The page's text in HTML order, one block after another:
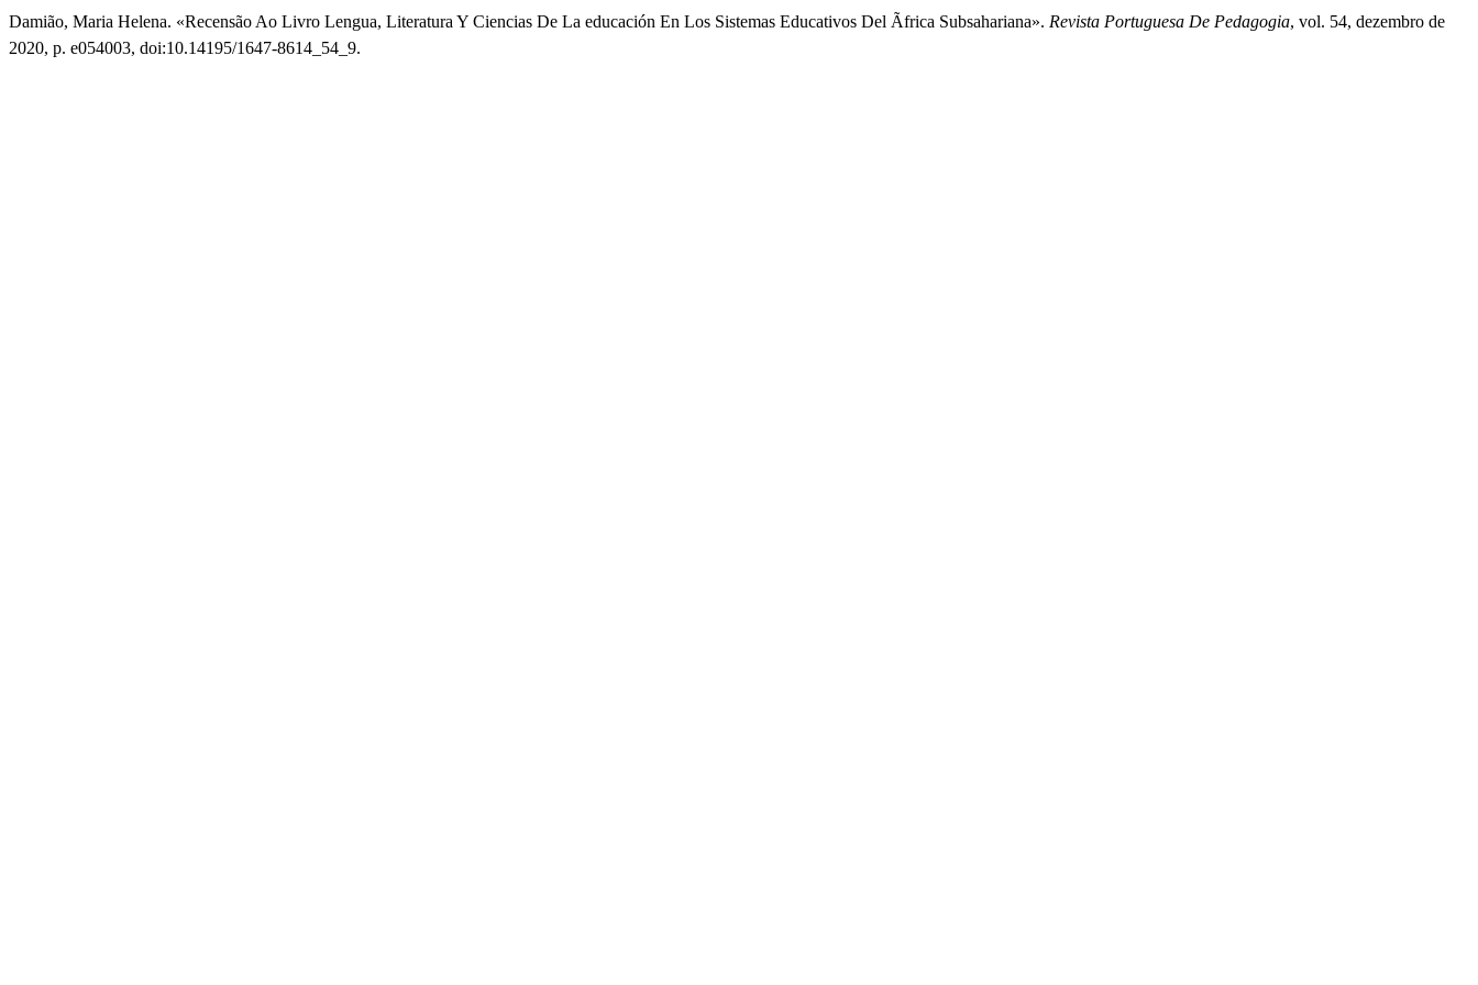
Damião, Maria Helena. «Recensão Ao Livro Lengua, Literatura Y Ciencias De La educación En Los Sistemas Educativos Del Ãfrica Subsahariana». Revista Portuguesa De Pedagogia, vol. 54, dezembro de
2020, p. e054003, doi:10.14195/1647-8614_54_9.